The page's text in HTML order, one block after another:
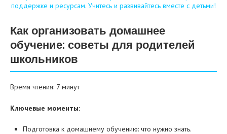
Как организовать домашнее
обучение: советы для родителей
школьников
Время чтения: 7 минут
Ключевые моменты:
Подготовка к домашнему обучению: что нужно знать.